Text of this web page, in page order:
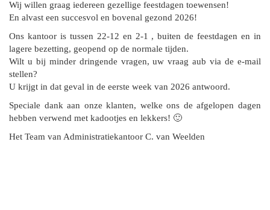
Wij willen graag iedereen gezellige feestdagen toewensen!
En alvast een succesvol en bovenal gezond 2026!
Ons kantoor is tussen 22-12 en 2-1 , buiten de feestdagen en in
lagere bezetting, geopend op de normale tijden.
Wilt u bij minder dringende vragen, uw vraag aub via de e-mail
stellen?
U krijgt in dat geval in de eerste week van 2026 antwoord.
Speciale dank aan onze klanten, welke ons de afgelopen dagen
hebben verwend met kadootjes en lekkers! 🙂
Het Team van Administratiekantoor C. van Weelden